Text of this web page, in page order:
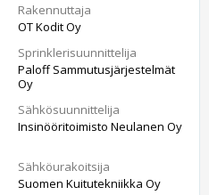
Rakennuttaja
OT Kodit Oy
Sprinklerisuunnittelija
Paloff Sammutusjärjestelmät
Oy
Sähkösuunnittelija
Insinööritoimisto Neulanen Oy
Sähköurakoitsija
Suomen Kuitutekniikka Oy